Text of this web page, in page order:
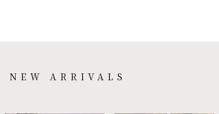
NEW ARRIVALS